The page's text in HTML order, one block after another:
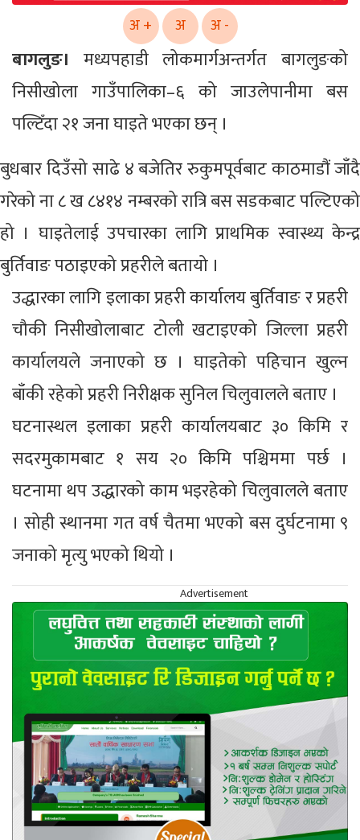
अ + अ अ -
बागलुङ। मध्यपहाडी लोकमार्गअन्तर्गत बागलुङको
निसीखोला गाउँपालिका–६ को जाउलेपानीमा बस
पल्टिँदा २१ जना घाइते भएका छन् ।
बुधबार दिउँसो साढे ४ बजेतिर रुकुमपूर्वबाट काठमाडौं जाँदै
गरेको ना ८ ख ८४१४ नम्बरको रात्रि बस सडकबाट पल्टिएको
हो । घाइतेलाई उपचारका लागि प्राथमिक स्वास्थ्य केन्द्र
बुर्तिवाङ पठाइएको प्रहरीले बतायो ।
उद्धारका लागि इलाका प्रहरी कार्यालय बुर्तिवाङ र प्रहरी
चौकी निसीखोलाबाट टोली खटाइएको जिल्ला प्रहरी
कार्यालयले जनाएको छ । घाइतेको पहिचान खुल्न
बाँकी रहेको प्रहरी निरीक्षक सुनिल चिलुवालले बताए ।
घटनास्थल इलाका प्रहरी कार्यालयबाट ३० किमि र
सदरमुकामबाट १ सय २० किमि पश्चिममा पर्छ ।
घटनामा थप उद्धारको काम भइरहेको चिलुवालले बताए
। सोही स्थानमा गत वर्ष चैतमा भएको बस दुर्घटनामा ९
जनाको मृत्यु भएको थियो ।